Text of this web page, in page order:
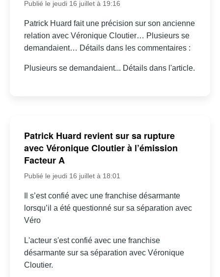
Publié le jeudi 16 juillet à 19:16
Patrick Huard fait une précision sur son ancienne
relation avec Véronique Cloutier… Plusieurs se
demandaient… Détails dans les commentaires :
Plusieurs se demandaient... Détails dans l'article.
Patrick Huard revient sur sa rupture
avec Véronique Cloutier à l’émission
Facteur A
Publié le jeudi 16 juillet à 18:01
Il s’est confié avec une franchise désarmante
lorsqu’il a été questionné sur sa séparation avec
Véro
L'acteur s'est confié avec une franchise
désarmante sur sa séparation avec Véronique
Cloutier.